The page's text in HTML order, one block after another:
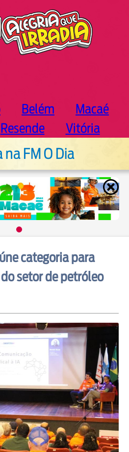
Belém
Macaé
Resende Vitória
na FM O Dia
categoria para
setor de petróleo